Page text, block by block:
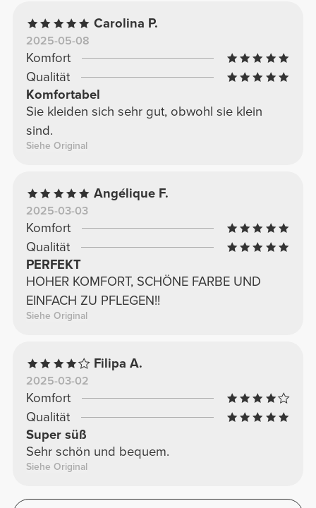
Carolina P.
2025-05-08
Komfort
Qualität
Komfortabel
Sie kleiden sich sehr gut, obwohl sie klein
sind.
Siehe Original
Angélique F.
2025-03-03
Komfort
Qualität
PERFEKT
HOHER KOMFORT, SCHÖNE FARBE UND
EINFACH ZU PFLEGEN!!
Siehe Original
Filipa A.
2025-03-02
Komfort
Qualität
Super süß
Sehr schön und bequem.
Siehe Original